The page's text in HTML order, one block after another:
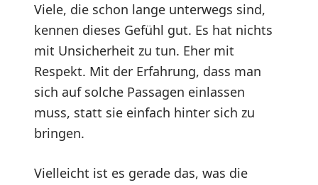
Viele, die schon lange unterwegs sind,
kennen dieses Gefühl gut. Es hat nichts
mit Unsicherheit zu tun. Eher mit
Respekt. Mit der Erfahrung, dass man
sich auf solche Passagen einlassen
muss, statt sie einfach hinter sich zu
bringen.
Vielleicht ist es gerade das, was die